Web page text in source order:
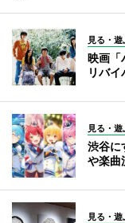
見る・遊
映画「
リバ
見る・遊
渋谷に
や楽曲
見る・遊